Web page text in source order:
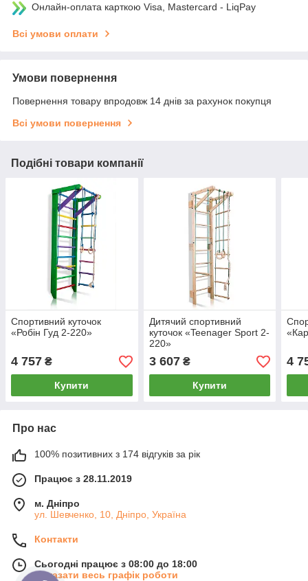
Онлайн-оплата карткою Visa, Mastercard - LiqPay
Всі умови оплати
Умови повернення
Повернення товару впродовж 14 днів за рахунок покупця
Всі умови повернення
Подібні товари компанії
Спортивний куточок
«Робін Гуд 2-220»
4 757 ₴
Купити
Дитячий спортивний
куточок «Teenager Sport 2-
220»
3 607₴
Купити
4
Про нас
100% позитивних з 174 відгуків за рік
Працює з 28.11.2019
м. Дніпро
ул. Шевченко, 10, Дніпро, Україна
Контакти
Сьогодні працює з 08:00 до 18:00
Показати весь графік роботи